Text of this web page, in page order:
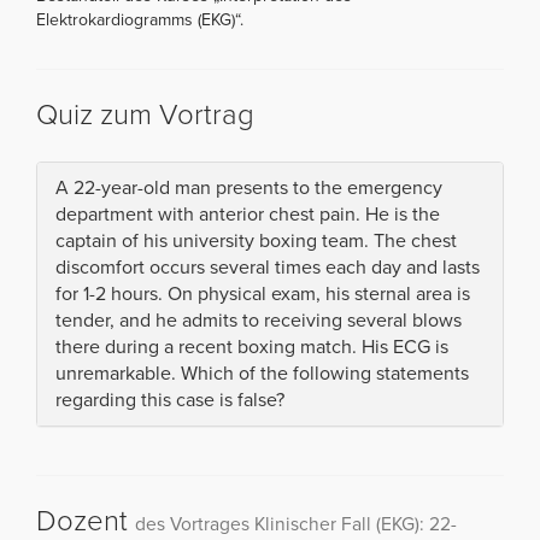
Elektrokardiogramms (EKG)“.
Quiz zum Vortrag
A 22-year-old man presents to the emergency
department with anterior chest pain. He is the
captain of his university boxing team. The chest
discomfort occurs several times each day and lasts
for 1-2 hours. On physical exam, his sternal area is
tender, and he admits to receiving several blows
there during a recent boxing match. His ECG is
unremarkable. Which of the following statements
regarding this case is false?
Dozent des Vortrages Klinischer Fall (EKG): 22-